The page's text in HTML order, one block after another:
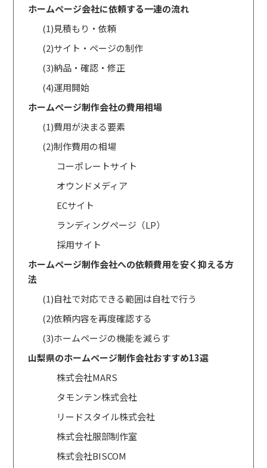
ホームページ会社に依頼する一連の流れ
(1)見積もり・依頼
(2)サイト・ページの制作
(3)納品・確認・修正
(4)運用開始
ホームぺージ制作会社の費用相場
(1)費用が決まる要素
(2)制作費用の相場
コーポレートサイト
オウンドメディア
ECサイト
ランディングページ（LP）
採用サイト
ホームページ制作会社への依頼費用を安く抑える方
法
(1)自社で対応できる範囲は自社で行う
(2)依頼内容を再度確認する
(3)ホームページの機能を減らす
山梨県のホームページ制作会社おすすめ13選
株式会社MARS
タモンテン株式会社
リードスタイル株式会社
株式会社服部制作室
株式会社BISCOM